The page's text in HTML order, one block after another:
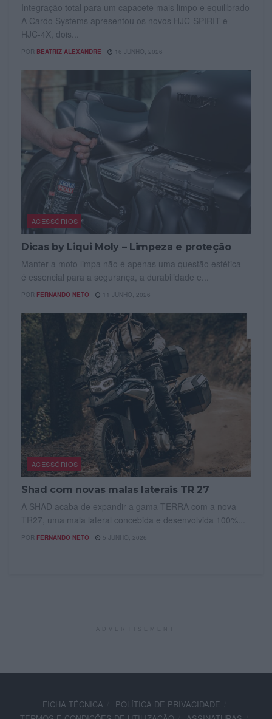
Integração total para um capacete mais limpo e equilibrado
A Cardo Systems apresentou os novos HJC‑SPIRIT e
HJC‑4X, dois...
POR BEATRIZ ALEXANDRE 16 JUNHO, 2026
ACESSÓRIOS
Dicas by Liqui Moly – Limpeza e proteção
Manter a moto limpa não é apenas uma questão estética –
é essencial para a segurança, a durabilidade e...
POR FERNANDO NETO 11 JUNHO, 2026
ACESSÓRIOS
Shad com novas malas laterais TR 27
A SHAD acaba de expandir a gama TERRA com a nova
TR27, uma mala lateral concebida e desenvolvida 100%...
POR FERNANDO NETO 5 JUNHO, 2026
FICHA TÉCNICA
POLÍTICA DE PRIVACIDADE